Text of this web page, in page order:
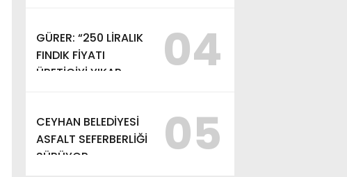
GÜRER: “250 LİRALIK
FINDIK FİYATI
ÜRETİCİYİ YIKAR,
04
CEYHAN BELEDİYESİ
ASFALT SEFERBERLİĞİ
SÜRÜYOR
05